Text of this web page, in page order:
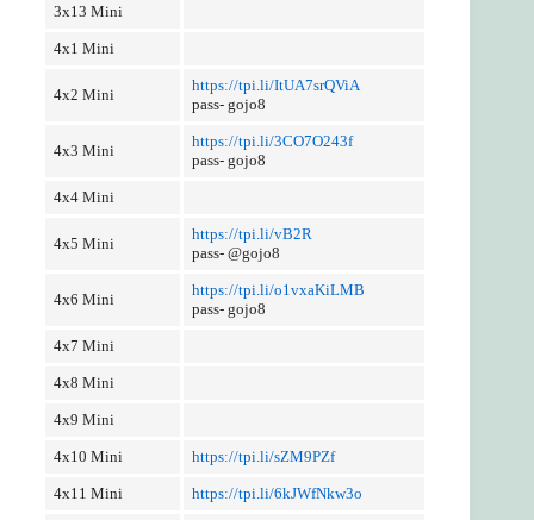
3x13 Mini
4x1 Mini
4x2 Mini
https://tpi.li/ItUA7srQViA
pass- gojo8
4x3 Mini
https://tpi.li/3CO7O243f
pass- gojo8
4x4 Mini
4x5 Mini
https://tpi.li/vB2R
pass- @gojo8
4x6 Mini
https://tpi.li/o1vxaKiLMB
pass- gojo8
4x7 Mini
4x8 Mini
4x9 Mini
4x10 Mini https://tpi.li/sZM9PZf
4x11 Mini https://tpi.li/6kJWfNkw3o